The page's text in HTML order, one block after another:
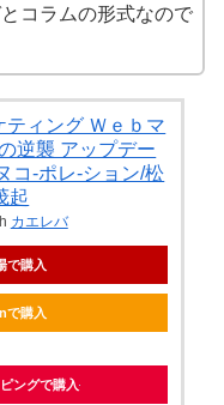
コラムの形式なので
ィング Ｗｅｂマ
逆襲 アップデー
コ-ポレ-ション/松
起
カエレバ
で購入
で購入
ングで購入